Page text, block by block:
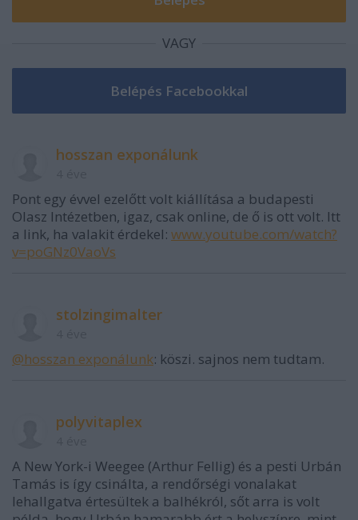
VAGY
hosszan exponálunk
Pont egy évvel ezelőtt volt kiállítása a budapesti
Olasz Intézetben, igaz, csak online, de ő is ott volt. Itt
a link, ha valakit érdekel: www.youtube.com/watch?
v=poGNz0VaoVs
stolzingimalter
@hosszan exponálunk: köszi. sajnos nem tudtam.
polyvitaplex
A New York-i Weegee (Arthur Fellig) és a pesti Urbán
Tamás is így csinálta, a rendőrségi vonalakat
lehallgatva értesültek a balhékról, sőt arra is volt